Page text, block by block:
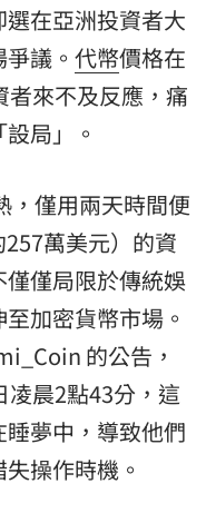
在亞洲投資者大
議。 代幣價格在
來不及反應，痛
局」。
，僅用兩天時間便
萬美元）的資
僅局限於傳統娛
加密貨幣市場。
的公告，
凌晨2點43分，這
夢中，導致他們
操作時機。